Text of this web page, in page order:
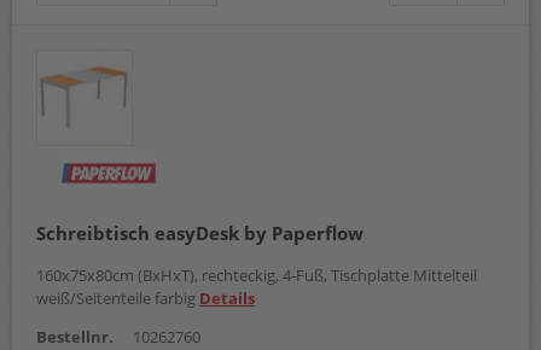
Schreibtisch easyDesk by Paperflow
160x75x80cm (BxHxT), rechteckig, 4-Fuß, Tischplatte Mittelteil
weiß/Seitenteile farbig Details
Bestellnr.
10262760